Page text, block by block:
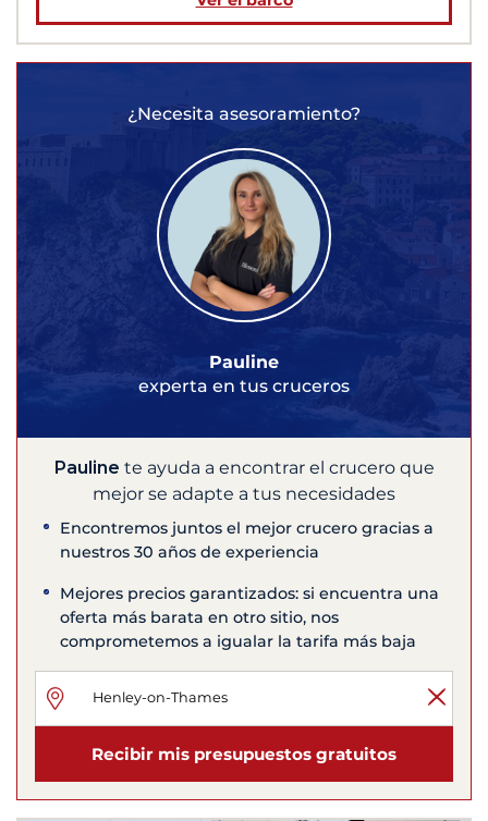
¿Necesita asesoramiento?
Pauline
experta en tus cruceros
Pauline te ayuda a encontrar el crucero que
mejor se adapte a tus necesidades
Encontremos juntos el mejor crucero gracias a
nuestros 30 años de experiencia
Mejores precios garantizados: si encuentra una
oferta más barata en otro sitio, nos
comprometemos a igualar la tarifa más baja
Recibir mis presupuestos gratuitos